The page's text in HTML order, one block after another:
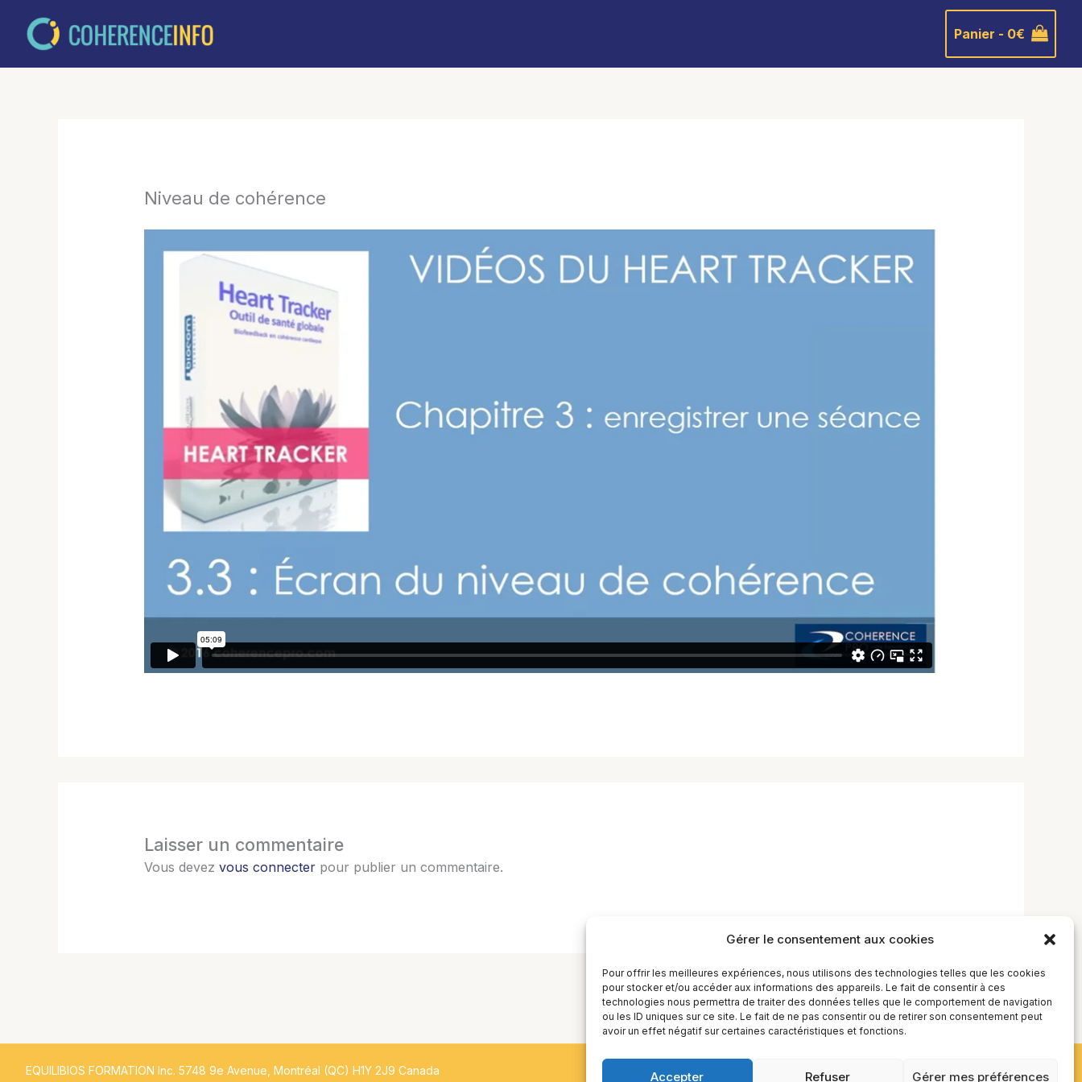
Gérer le consentement aux cookies
Pour offrir les meilleures expériences, nous utilisons des technologies telles que les cookies
pour stocker et/ou accéder aux informations des appareils. Le fait de consentir à ces
technologies nous permettra de traiter des données telles que le comportement de navigation
ou les ID uniques sur ce site. Le fait de ne pas consentir ou de retirer son consentement peut
avoir un effet négatif sur certaines caractéristiques et fonctions.
Accepter Refuser Gérer mes préférences
Panier - 0€
Niveau de cohérence
Laisser un commentaire
Vous devez vous connecterpour publier un commentaire.
EQUILIBIOS FORMATION Inc. 5748 9e Avenue, Montréal (QC) H1Y 2J9 Canada